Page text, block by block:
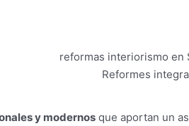
y modernos que aportan un